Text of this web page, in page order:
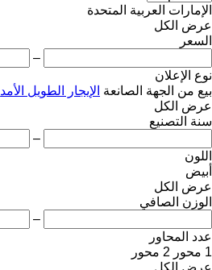
الإمارات العربية المتحدة
عرض الكل
السعر
–
نوع الإعلان
بيع من الجهة الصانعة الإيجار الطويل الأمد
عرض الكل
سنة التصنيع
–
اللون
أبيض
عرض الكل
الوزن الصافي
–
عدد المحاور
1 محور
2 محور
عرض الكل